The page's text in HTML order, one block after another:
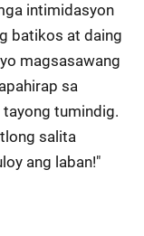
intimidasyon
batikos at daing
magsasawang
sa
tayong tumindig.
salita
ang laban!"